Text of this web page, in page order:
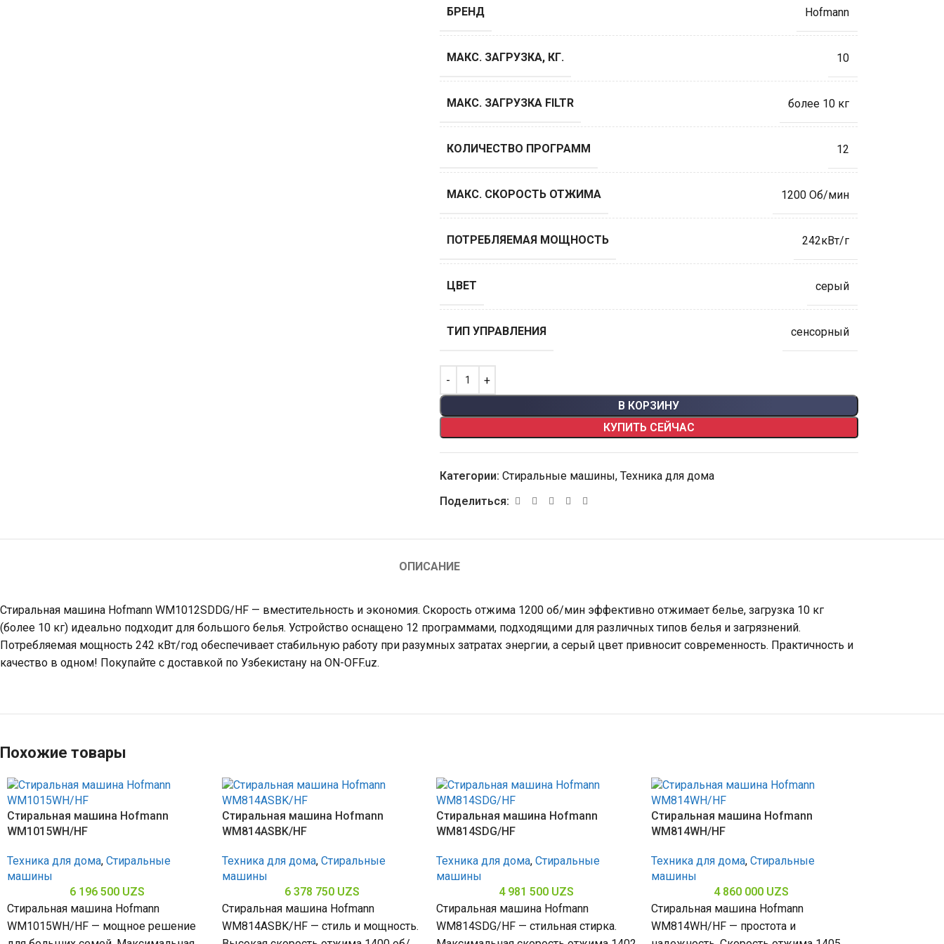
БРЕНД Hofmann
МАКС. ЗАГРУЗКА, КГ. 10
МАКС. ЗАГРУЗКА FILTR более 10 кг
КОЛИЧЕСТВО ПРОГРАММ 12
МАКС. СКОРОСТЬ ОТЖИМА 1200 Об/мин
ПОТРЕБЛЯЕМАЯ МОЩНОСТЬ 242кВт/г
ЦВЕТ серый
ТИП УПРАВЛЕНИЯ cенсорный
В КОРЗИНУ
КУПИТЬ СЕЙЧАС
Категории: Стиральные машины, Техника для дома
Поделиться:
ОПИСАНИЕ
Стиральная машина Hofmann WM1012SDDG/HF — вместительность и экономия. Скорость отжима 1200 об/мин эффективно отжимает белье, загрузка 10 кг
(более 10 кг) идеально подходит для большого белья. Устройство оснащено 12 программами, подходящими для различных типов белья и загрязнений.
Потребляемая мощность 242 кВт/год обеспечивает стабильную работу при разумных затратах энергии, а серый цвет привносит современность. Практичность и
качество в одном! Покупайте с доставкой по Узбекистану на ON-OFF.uz.
Похожие товары
Стиральная машина Hofmann
WM1015WH/HF
Техника для дома, Стиральные
машины
6 196 500 UZS
Стиральная машина Hofmann
WM1015WH/HF — мощное решение
Стиральная машина Hofmann
WM814ASBK/HF
Техника для дома, Стиральные
машины
6 378 750 UZS
Стиральная машина Hofmann
WM814ASBK/HF — стиль и мощность.
Стиральная машина Hofmann
WM814SDG/HF
Техника для дома, Стиральные
машины
4 981 500 UZS
Стиральная машина Hofmann
WM814SDG/HF — стильная стирка.
Стиральная машина Hofmann
WM814WH/HF
Техника для дома, Стиральные
машины
4 860 000 UZS
Стиральная машина Hofmann
WM814WH/HF — простота и